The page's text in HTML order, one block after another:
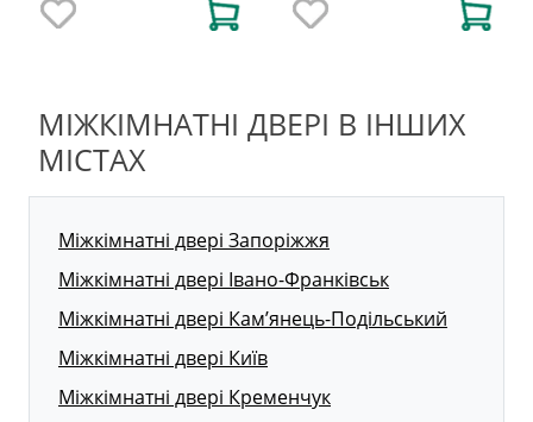
МІЖКІМНАТНІ ДВЕРІ В ІНШИХ
МІСТАХ
Міжкімнатні двері Запоріжжя
Міжкімнатні двері Івано-Франківськ
Міжкімнатні двері Кам’янець-Подільський
Міжкімнатні двері Київ
Міжкімнатні двері Кременчук